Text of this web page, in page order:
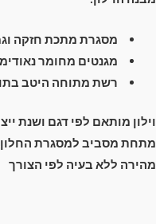
מסגרת מתכת חזקה וגמישה בעובי 4
מגנטים מחומר
רשת מתוחה היטב
וילון מותאם לפי דגם ושנת
מהירה ללא בעיה לפי הצורך